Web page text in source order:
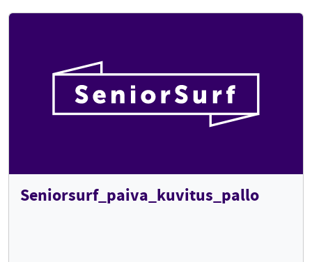
Seniorsurf_paiva_kuvitus_pallo